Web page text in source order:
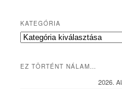
KATEGÓRIA
K
e
EZ TÖRTÉNT NÁLAM…
2026.